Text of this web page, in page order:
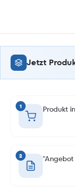
Jetzt
1 Produkt
2